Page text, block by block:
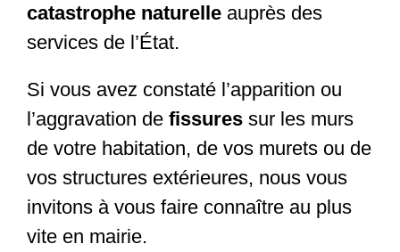
catastrophe naturelle auprès des
services de l’État.
Si vous avez constaté l’apparition ou
l’aggravation de fissures sur les murs
de votre habitation, de vos murets ou de
vos structures extérieures, nous vous
invitons à vous faire connaître au plus
vite en mairie.